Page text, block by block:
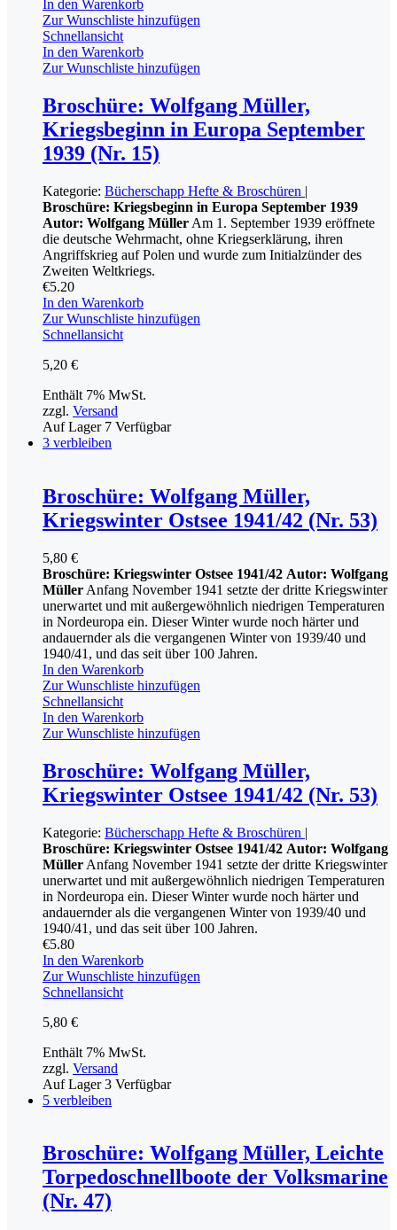
In den Warenkorb
Zur Wunschliste hinzufügen
Schnellansicht
In den Warenkorb
Zur Wunschliste hinzufügen
Broschüre: Wolfgang Müller,
Kriegsbeginn in Europa September
1939 (Nr. 15)
Kategorie: Bücherschapp Hefte & Broschüren |
Broschüre: Kriegsbeginn in Europa September 1939
Autor: Wolfgang Müller Am 1. September 1939 eröffnete
die deutsche Wehrmacht, ohne Kriegserklärung, ihren
Angriffskrieg auf Polen und wurde zum Initialzünder des
Zweiten Weltkriegs.
€5.20
In den Warenkorb
Zur Wunschliste hinzufügen
Schnellansicht
5,20 €
Enthält 7% MwSt.
zzgl. Versand
Auf Lager7 Verfügbar
3 verbleiben
Broschüre: Wolfgang Müller,
Kriegswinter Ostsee 1941/42 (Nr. 53)
5,80 €
Broschüre: Kriegswinter Ostsee 1941/42 Autor: Wolfgang
Müller Anfang November 1941 setzte der dritte Kriegswinter
unerwartet und mit außergewöhnlich niedrigen Temperaturen
in Nordeuropa ein. Dieser Winter wurde noch härter und
andauernder als die vergangenen Winter von 1939/40 und
1940/41, und das seit über 100 Jahren.
In den Warenkorb
Zur Wunschliste hinzufügen
Schnellansicht
In den Warenkorb
Zur Wunschliste hinzufügen
Broschüre: Wolfgang Müller,
Kriegswinter Ostsee 1941/42 (Nr. 53)
Kategorie: Bücherschapp Hefte & Broschüren |
Broschüre: Kriegswinter Ostsee 1941/42 Autor: Wolfgang
Müller Anfang November 1941 setzte der dritte Kriegswinter
unerwartet und mit außergewöhnlich niedrigen Temperaturen
in Nordeuropa ein. Dieser Winter wurde noch härter und
andauernder als die vergangenen Winter von 1939/40 und
1940/41, und das seit über 100 Jahren.
€5.80
In den Warenkorb
Zur Wunschliste hinzufügen
Schnellansicht
5,80 €
Enthält 7% MwSt.
zzgl. Versand
Auf Lager3 Verfügbar
5 verbleiben
Broschüre: Wolfgang Müller, Leichte
Torpedoschnellboote der Volksmarine
(Nr. 47)